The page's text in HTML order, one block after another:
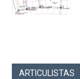
ARTICULISTAS